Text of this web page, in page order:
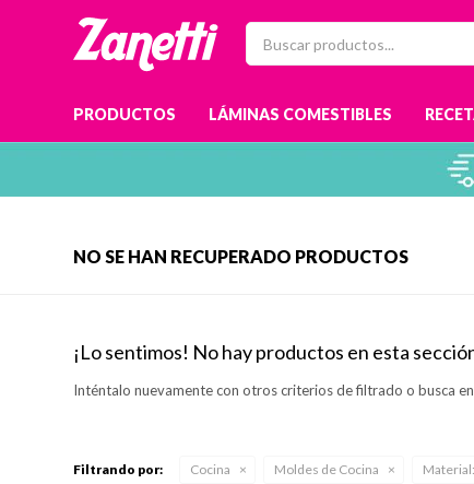
PRODUCTOS LÁMINAS COMESTIBLES
NO SE HAN RECUPERADO PRODUCTOS
¡Lo sentimos! No hay productos en esta
Inténtalo nuevamente con otros criterios de filtrado o busca
Filtrando por: Cocina Moldes de Cocina Material: